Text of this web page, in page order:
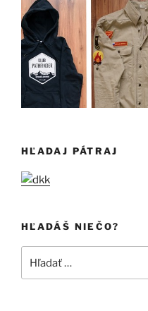
HĽADAJ PÁTRAJ
HĽADÁŠ NIEČO?